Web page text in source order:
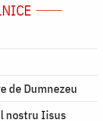
de Dumnezeu
nostru Iisus